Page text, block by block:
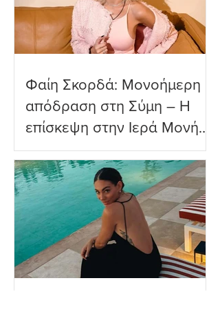
Φαίη Σκορδά: Μονοήμερη
απόδραση στη Σύμη – Η
επίσκεψη στην Ιερά Μονή
Πανορμίτη